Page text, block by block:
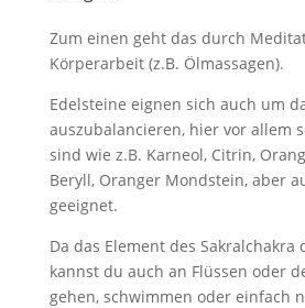
Zum einen geht das durch
Körperarbeit (z.B. Ölmassagen).
Edelsteine eignen sich auch um
auszubalancieren, hier vor allem
sind wie z.B. Karneol, Citrin,
Beryll, Oranger Mondstein, aber
geeignet.
Da das Element des Sakralchakra
kannst du auch an Flüssen oder
gehen, schwimmen oder einfach